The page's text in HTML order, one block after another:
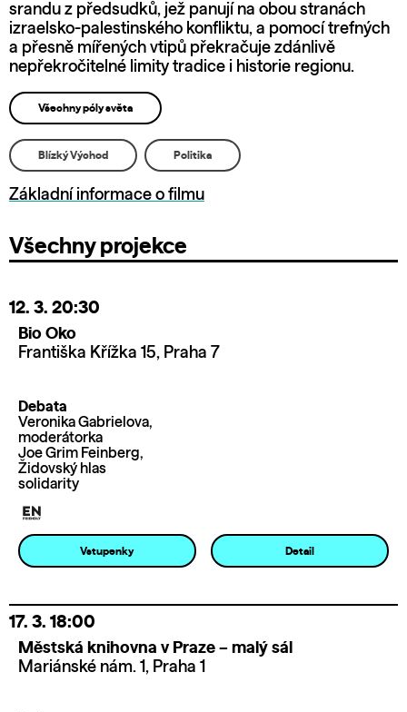
srandu z předsudků, jež panují na obou stranách
izraelsko-palestinského konfliktu, a pomocí trefných
a přesně mířených vtipů překračuje zdánlivě
nepřekročitelné limity tradice i historie regionu.
Všechny póly světa
Blízký Východ Politika
Základní informace o filmu
Všechny projekce
12. 3. 20:30
Bio Oko
Františka Křížka 15, Praha 7
Debata
Veronika Gabrielova,
moderátorka
Joe Grim Feinberg,
Židovský hlas
solidarity
Vstupenky Detail
17. 3. 18:00
Městská knihovna v Praze – malý sál
Mariánské nám. 1, Praha 1